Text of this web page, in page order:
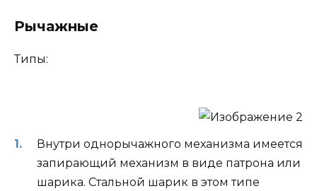
Рычажные
Типы:
Внутри однорычажного механизма имеется
запирающий механизм в виде патрона или
шарика. Стальной шарик в этом типе